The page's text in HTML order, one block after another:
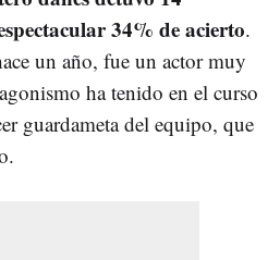
34% de acierto.
un año, fue un actor muy
ha tenido en el curso
guardameta del equipo, que